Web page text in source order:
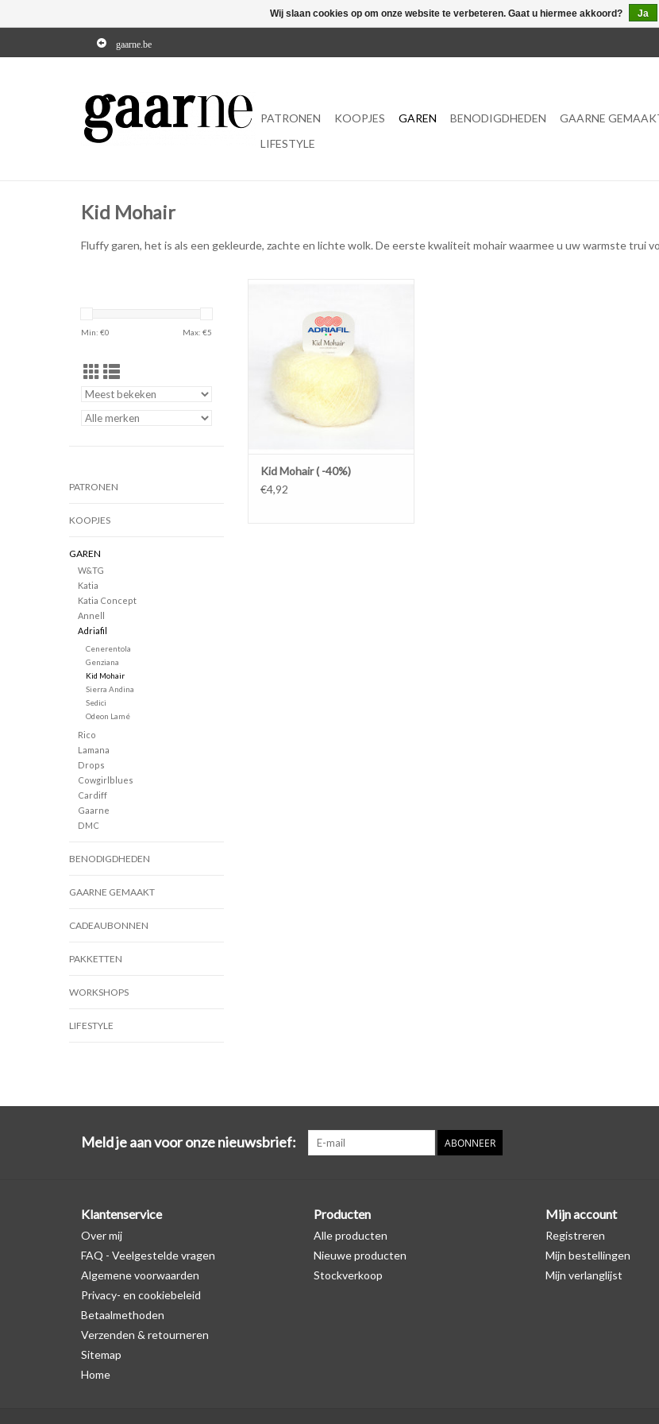
gaarne.be
PATRONEN KOOPJES GAREN BENODIGDHEDEN GAARNE
LIFESTYLE
Kid Mohair
Fluffy garen, het is als een gekleurde, zachte en lichte wolk. De eerste kwaliteit mohair waarmee u uw warmste trui
Min: €0 Max: €5
PATRONEN
KOOPJES
GAREN
W&TG
Katia
Katia Concept
Annell
Adriafil
Cenerentola
Genziana
Kid Mohair
Sierra Andina
Sedici
Odeon Lamé
Rico
Lamana
Drops
Cowgirlblues
Cardiff
Gaarne
DMC
BENODIGDHEDEN
GAARNE GEMAAKT
CADEAUBONNEN
PAKKETTEN
WORKSHOPS
LIFESTYLE
Kid Mohair ( -40%)
€4,92
Meld je aan voor onze nieuwsbrief: ABONNEER
Klantenservice
Over mij
FAQ - Veelgestelde vragen
Algemene voorwaarden
Privacy- en cookiebeleid
Betaalmethoden
Verzenden & retourneren
Sitemap
Home
Producten
Alle producten
Nieuwe producten
Stockverkoop
Mijn account
Registreren
Mijn bestellingen
Mijn verlanglijst
Wij slaan cookies op om onze website te verbeteren. Gaat u hiermee akkoord? Ja